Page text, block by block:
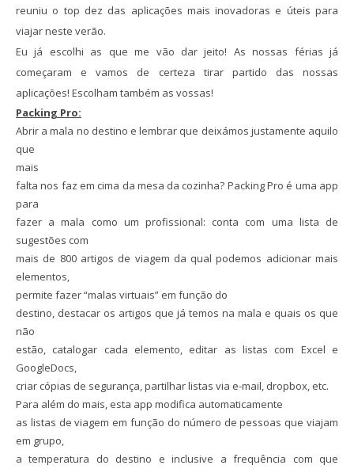
reuniu o top dez das aplicações mais inovadoras e úteis para
viajar neste verão.
Eu já escolhi as que me vão dar jeito! As nossas férias já
começaram e vamos de certeza tirar partido das nossas
aplicações! Escolham também as vossas!
Packing Pro:
Abrir a mala no destino e lembrar que deixámos justamente aquilo
que
mais
falta nos faz em cima da mesa da cozinha? Packing Pro é uma app
para
fazer a mala como um profissional: conta com uma lista de
sugestões com
mais de 800 artigos de viagem da qual podemos adicionar mais
elementos,
permite fazer “malas virtuais” em função do
destino, destacar os artigos que já temos na mala e quais os que
não
estão, catalogar cada elemento, editar as listas com Excel e
GoogleDocs,
criar cópias de segurança, partilhar listas via e-mail, dropbox, etc.
Para além do mais, esta app modifica automaticamente
as listas de viagem em função do número de pessoas que viajam
em grupo,
a temperatura do destino e inclusive a frequência com que